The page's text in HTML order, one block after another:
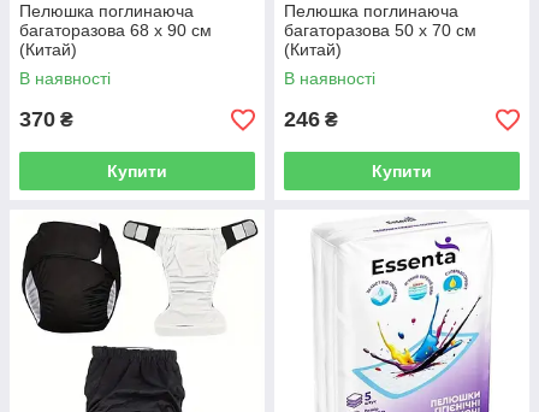
Пелюшка поглинаюча
багаторазова 68 х 90 см
(Китай)
В наявності
370 ₴
Купити
Пелюшка поглинаюча
багаторазова 50 х 70 см
(Китай)
В наявності
246 ₴
Купити